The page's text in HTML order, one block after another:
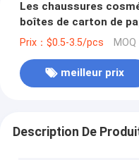
Les chaussures
boîtes de carton de
donnant le boîte-
Prix：$0.5-3.5/pcs
meilleur prix
Description De